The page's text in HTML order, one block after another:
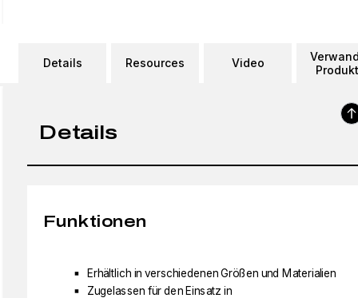
Details Resources Video
Details
Funktionen
Erhältlich in verschiedenen Größen und Materialien
Zugelassen für den Einsatz in